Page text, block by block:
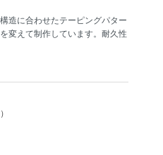
造に合わせたテーピングパター
変えて制作しています。耐久性